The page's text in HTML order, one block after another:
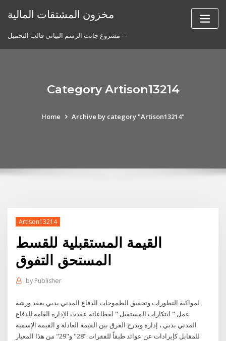
مخزون المشتقات المالية
مشروع جانت الرسم البياني قالب التحميل - -
Category Artison13214
Home Archive by category "Artison13214"
Artison13214
القيمة المستقبلية للقسط
المستحق التفوق
by Publisher
لمواكبة التطورات وتحقيق الطموحات الدفاع المدني بدبي يعقد ورشة
عمل " ابتكارات المستقبل " لقطاعاته عقدت الإدارة العامة للدفاع
المدني بدبي ، إدارة ويدرج الفرق بين القيمة العادلة و القيمة الإسمية
للمقابل كإيرادات عن عوائد طبقاً للفقرات "28" و"29" من هذا المعيار